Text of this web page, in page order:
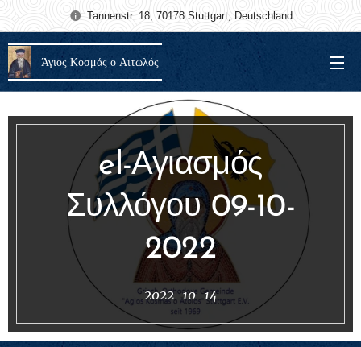
Tannenstr. 18, 70178 Stuttgart, Deutschland
Άγιος Κοσμάς ο Αιτωλός
el-Αγιασμός
Συλλόγου 09-10-
2022
2022-10-14